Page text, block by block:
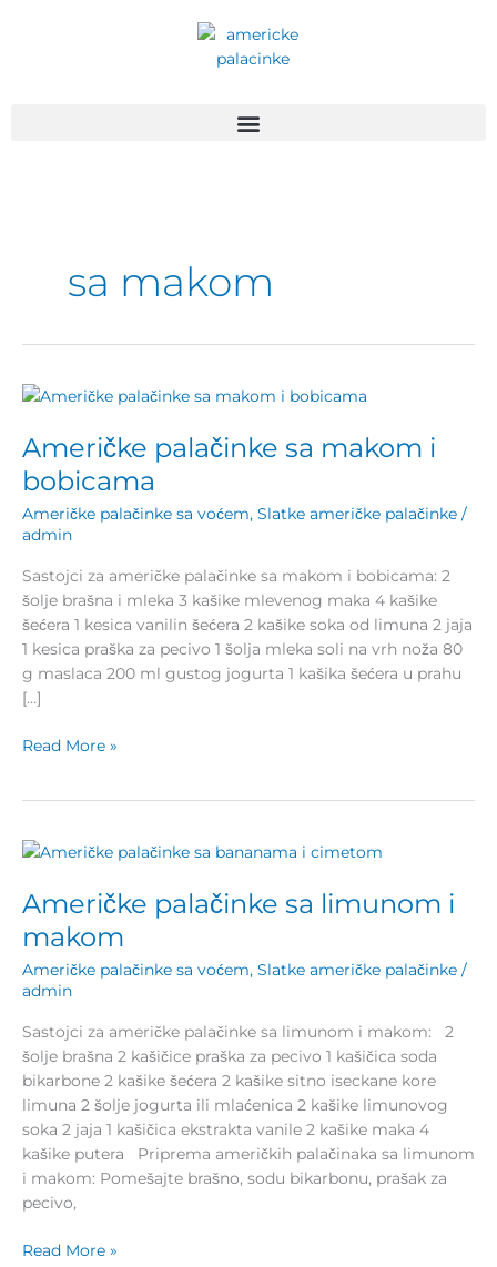
sa makom
Američke palačinke sa makom i
bobicama
Američke palačinke sa voćem, Slatke američke palačinke /
admin
Sastojci za američke palačinke sa makom i bobicama: 2
šolje brašna i mleka 3 kašike mlevenog maka 4 kašike
šećera 1 kesica vanilin šećera 2 kašike soka od limuna 2 jaja
1 kesica praška za pecivo 1 šolja mleka soli na vrh noža 80
g maslaca 200 ml gustog jogurta 1 kašika šećera u prahu
[…]
Američke
sa
makom
i
bobicama
Read More »
Američke palačinke sa limunom i
makom
Američke palačinke sa voćem, Slatke američke palačinke /
admin
Sastojci za američke palačinke sa limunom i makom: 2
šolje brašna 2 kašičice praška za pecivo 1 kašičica soda
bikarbone 2 kašike šećera 2 kašike sitno iseckane kore
limuna 2 šolje jogurta ili mlaćenica 2 kašike limunovog
soka 2 jaja 1 kašičica ekstrakta vanile 2 kašike maka 4
kašike putera Priprema američkih palačinaka sa limunom
i makom: Pomešajte brašno, sodu bikarbonu, prašak za
pecivo,
Američke
sa
limunom
i
makom
Read More »